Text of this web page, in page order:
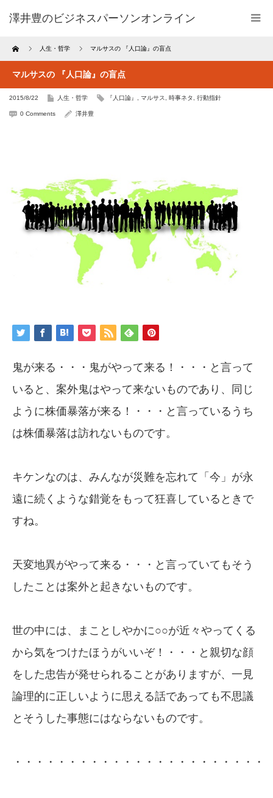
澤井豊のビジネスパーソンオンライン
Home 人生・哲学 マルサスの 『人口論』の盲点
マルサスの 『人口論』の盲点
2015/8/22 人生・哲学 『人口論』 マルサス 時事ネタ 行動指針
0 Comments 澤井豊
鬼が来る・・・鬼がやって来る！・・・と言って
いると、案外鬼はやって来ないものであり、同じ
ように株価暴落が来る！・・・と言っているうち
は株価暴落は訪れないものです。
キケンなのは、みんなが災難を忘れて「今」が永
遠に続くような錯覚をもって狂喜しているときで
すね。
天変地異がやって来る・・・と言っていてもそう
したことは案外と起きないものです。
世の中には、まことしやかに○○が近々やってくる
から気をつけたほうがいいぞ！・・・と親切な顔
をした忠告が発せられることがありますが、一見
論理的に正しいように思える話であっても不思議
とそうした事態にはならないものです。
・・・・・・・・・・・・・・・・・・・・・・・